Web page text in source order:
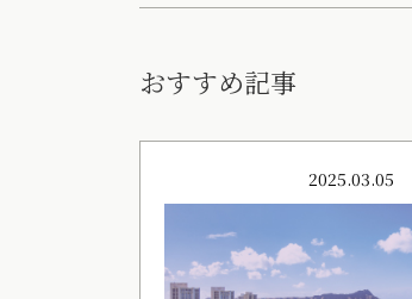
おすすめ記事
2025.03.05